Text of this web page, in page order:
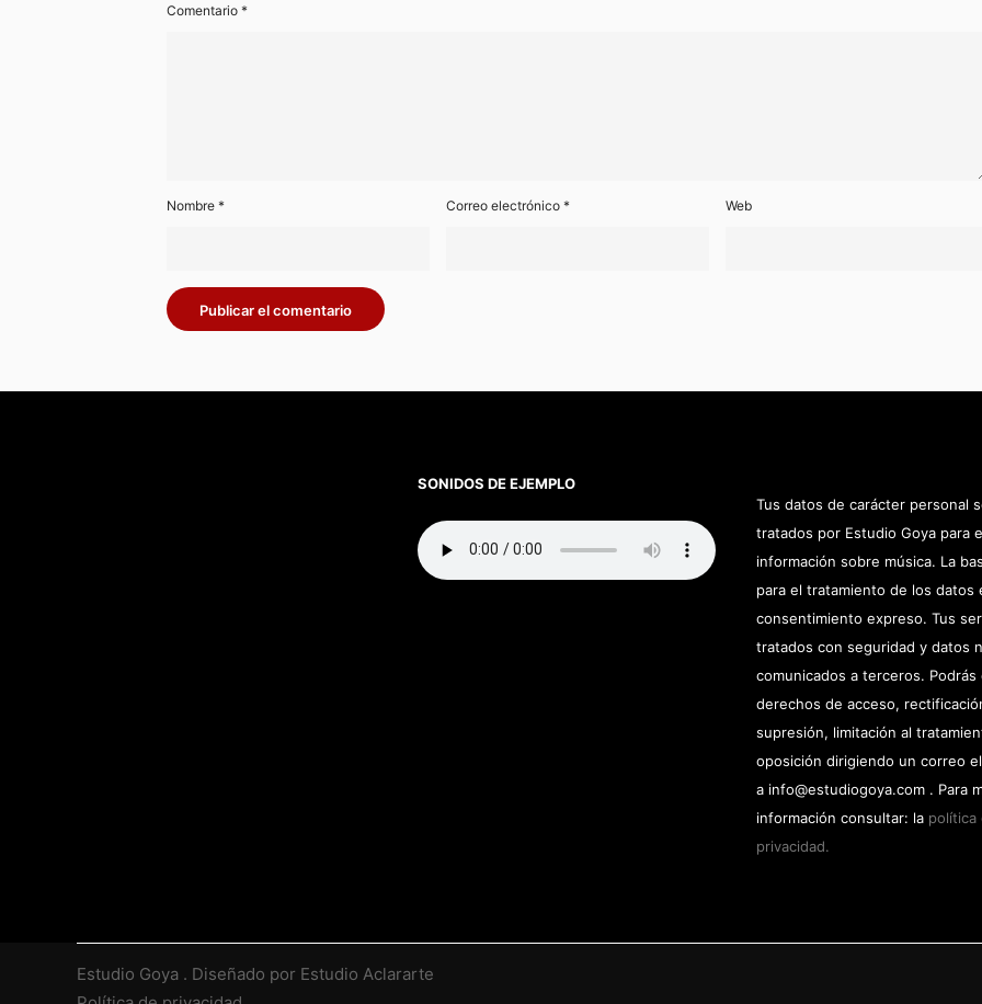
Comentario *
Nombre * Correo electrónico * Web
SONIDOS DE EJEMPLO
Tus datos de carácter personal
tratados por Estudio Goya para
información sobre música. La
para el tratamiento de los datos
consentimiento expreso. Tus
tratados con seguridad y datos
comunicados a terceros. Podrás
derechos de acceso,
supresión, limitación al
oposición dirigiendo un correo
a info@estudiogoya.com . Para
información consultar: la política
privacidad.
Estudio Goya . Diseñado por Estudio Aclararte